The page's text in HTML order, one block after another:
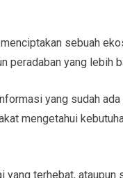
sebuah
peradaban yang lebih
yang sudah
mengetahui
yang terhebat, ataupun